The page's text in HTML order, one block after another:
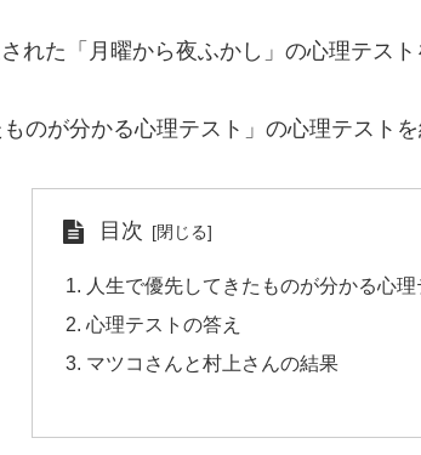
れた「月曜から夜ふかし」の心理テス
のが分かる心理テスト」の心理テストを
目次
人生で優先してきたものが分かる心理
心理テストの答え
マツコさんと村上さんの結果